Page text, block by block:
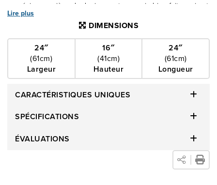
apprécie une pièce de design contemporain bien faite, qui est
plus qu'un simple mobilier. L’Helios a été conçu pour vous.
Lire plus
DIMENSIONS
24″
(61cm)
Largeur
16″
(41cm)
Hauteur
24″
(61cm)
Longueur
CARACTÉRISTIQUES UNIQUES
SPÉCIFICATIONS
ÉVALUATIONS